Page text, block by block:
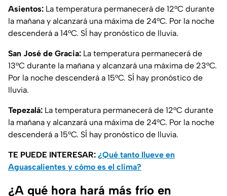
Asientos: La temperatura permanecerá de 12°C durante
la mañana y alcanzará una máxima de 24°C. Por la noche
descenderá a 14°C. SÍ hay pronóstico de lluvia.
San José de Gracia: La temperatura permanecerá de
13°C durante la mañana y alcanzará una máxima de 23°C.
Por la noche descenderá a 15°C. SÍ hay pronóstico de
lluvia.
Tepezalá: La temperatura permanecerá de 12°C durante
la mañana y alcanzará una máxima de 24°C. Por la noche
descenderá a 15°C. SÍ hay pronóstico de lluvia.
TE PUEDE INTERESAR: ¿Qué tanto llueve en
Aguascalientes y cómo es el clima?
¿A qué hora hará más frío en